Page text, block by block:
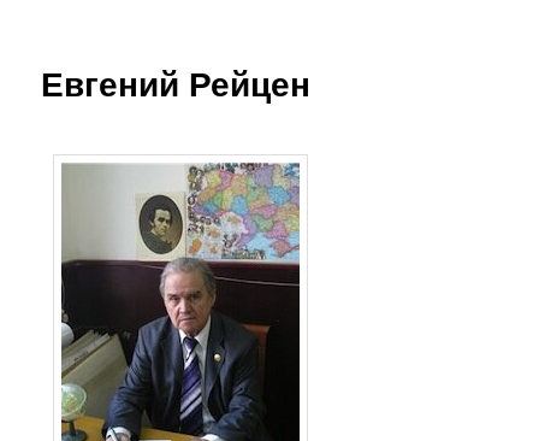
Евгений Рейцен